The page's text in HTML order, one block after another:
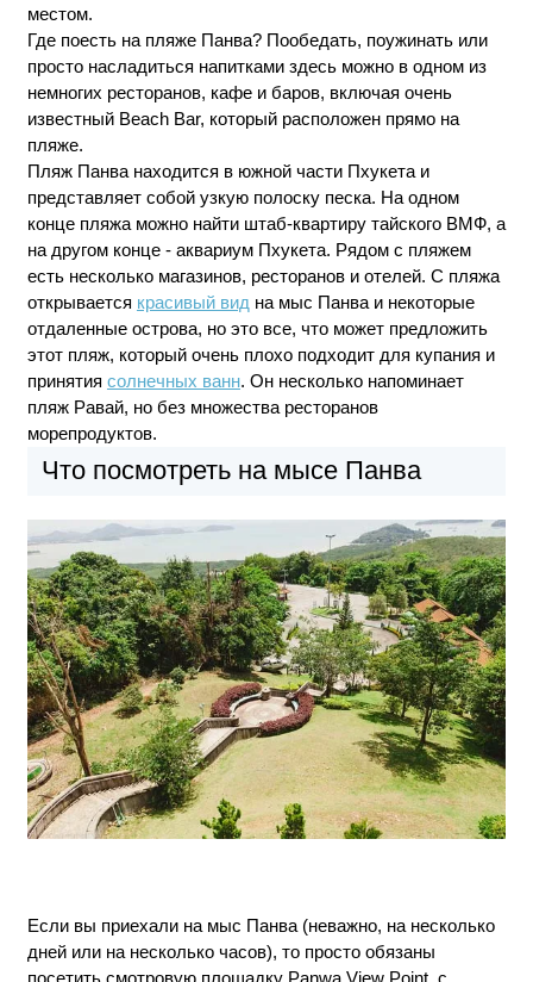
местом.
Где поесть на пляже Панва? Пообедать, поужинать или
просто насладиться напитками здесь можно в одном из
немногих ресторанов, кафе и баров, включая очень
известный Beach Bar, который расположен прямо на
пляже.
Пляж Панва находится в южной части Пхукета и
представляет собой узкую полоску песка. На одном
конце пляжа можно найти штаб-квартиру тайского ВМФ, а
на другом конце - аквариум Пхукета. Рядом с пляжем
есть несколько магазинов, ресторанов и отелей. С пляжа
открывается красивый видна мыс Панва и некоторые
отдаленные острова, но это все, что может предложить
этот пляж, который очень плохо подходит для купания и
принятия солнечных ванн. Он несколько напоминает
пляж Равай, но без множества ресторанов
морепродуктов.
Что посмотреть на мысе Панва
Если вы приехали на мыс Панва (неважно, на несколько
дней или на несколько часов), то просто обязаны